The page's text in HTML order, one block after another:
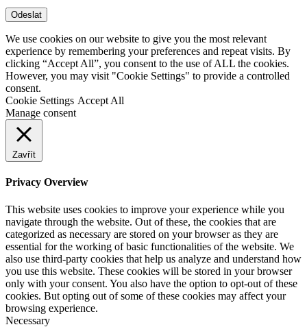
Odeslat
We use cookies on our website to give you the most relevant
experience by remembering your preferences and repeat visits. By
clicking “Accept All”, you consent to the use of ALL the cookies.
However, you may visit "Cookie Settings" to provide a controlled
consent.
Cookie Settings Accept All
Manage consent
Zavřít
Privacy Overview
This website uses cookies to improve your experience while you
navigate through the website. Out of these, the cookies that are
categorized as necessary are stored on your browser as they are
essential for the working of basic functionalities of the website. We
also use third-party cookies that help us analyze and understand how
you use this website. These cookies will be stored in your browser
only with your consent. You also have the option to opt-out of these
cookies. But opting out of some of these cookies may affect your
browsing experience.
Necessary